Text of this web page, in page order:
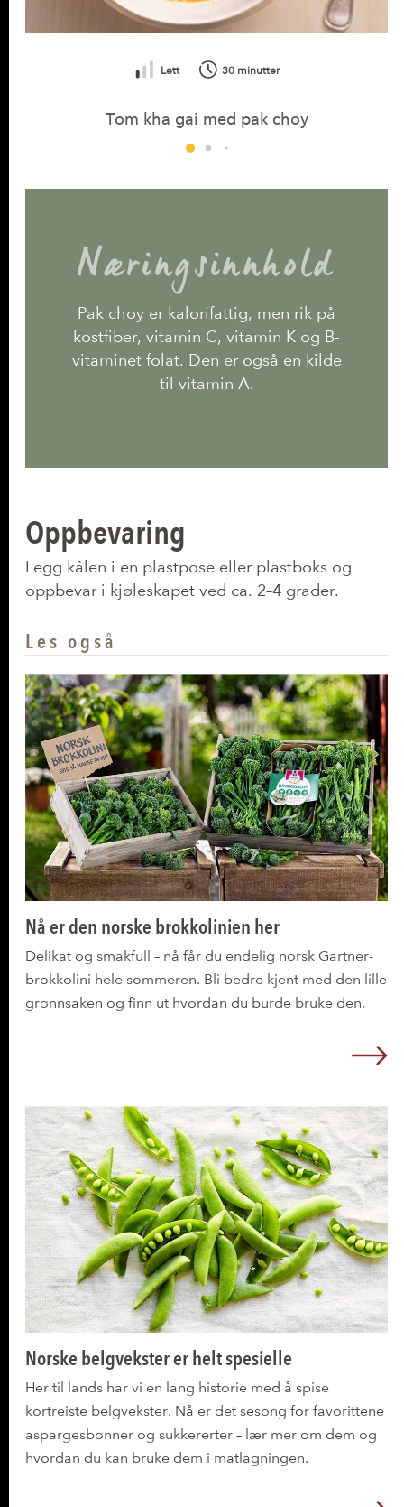
Lett 30 minutter
Tom kha gai med pak choy
Næringsinnhold
Pak choy er kalorifattig, men rik på
kostfiber, vitamin C, vitamin K og B-
vitaminet folat. Den er også en kilde
til vitamin A.
Oppbevaring
Legg kålen i en plastpose eller plastboks og
oppbevar i kjøleskapet ved ca. 2–4 grader.
Les også
Nå er den norske brokkolinien her
Delikat og smakfull – nå får du endelig norsk Gartner-
brokkolini hele sommeren. Bli bedre kjent med den lille
grønnsaken og finn ut hvordan du burde bruke den.
Norske belgvekster er helt spesielle
Her til lands har vi en lang historie med å spise
kortreiste belgvekster. Nå er det sesong for favorittene
aspargesbønner og sukkererter – lær mer om dem og
hvordan du kan bruke dem i matlagningen.